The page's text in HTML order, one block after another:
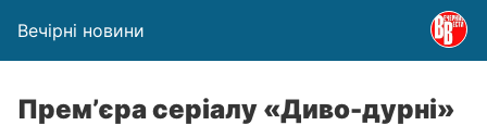
Вечірні новини
Прем’єра серіалу «Диво-дурні»